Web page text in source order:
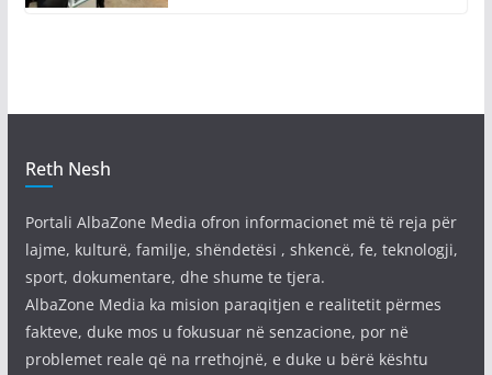
Reth Nesh
Portali AlbaZone Media ofron informacionet më të reja për
lajme, kulturë, familje, shëndetësi , shkencë, fe, teknologji,
sport, dokumentare, dhe shume te tjera.
AlbaZone Media ka mision paraqitjen e realitetit përmes
fakteve, duke mos u fokusuar në senzacione, por në
problemet reale që na rrethojnë, e duke u bërë kështu